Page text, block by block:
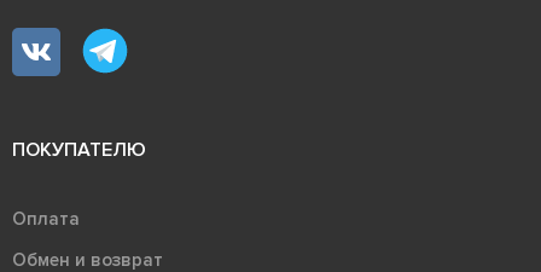
ПОКУПАТЕЛЮ
Оплата
Обмен и возврат